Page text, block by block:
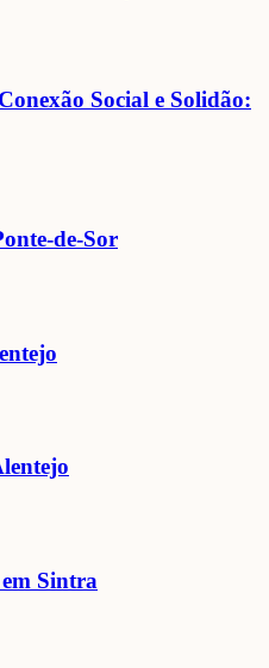
Social e Solidão:
de-Sor
Sintra